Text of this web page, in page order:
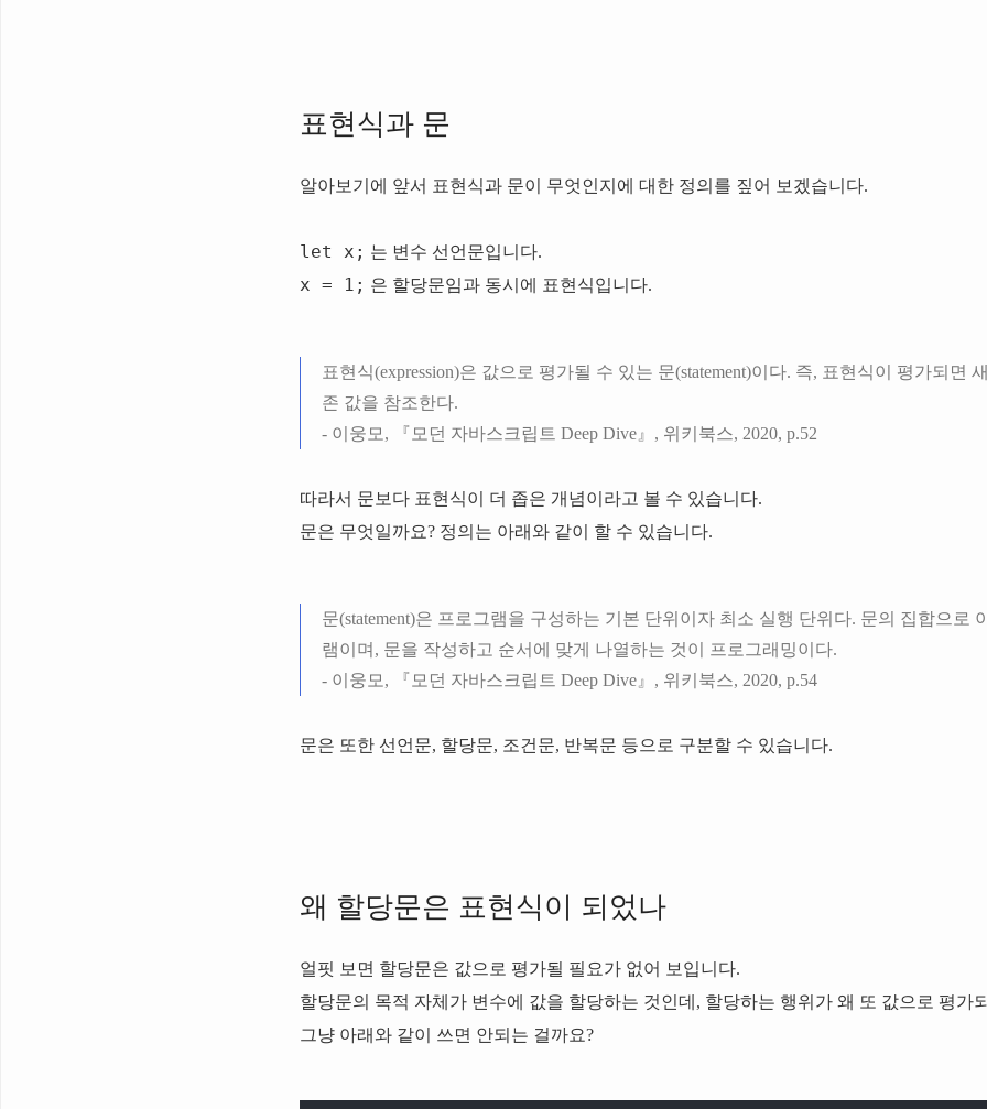
표현식과 문
알아보기에 앞서 표현식과 문이 무엇인지에 대한 정의를 짚어 보겠습니다.
let x; 는 변수 선언문입니다.
x = 1; 은 할당문임과 동시에 표현식입니다.
표현식(expression)은 값으로 평가될 수 있는 문(statement)이다. 즉, 표현식이 평가되면
존 값을 참조한다.
- 이웅모, 『모던 자바스크립트 Deep Dive』, 위키북스, 2020, p.52
따라서 문보다 표현식이 더 좁은 개념이라고 볼 수 있습니다.
문은 무엇일까요? 정의는 아래와 같이 할 수 있습니다.
문(statement)은 프로그램을 구성하는 기본 단위이자 최소 실행 단위다. 문의 집합으로
램이며, 문을 작성하고 순서에 맞게 나열하는 것이 프로그래밍이다.
- 이웅모, 『모던 자바스크립트 Deep Dive』, 위키북스, 2020, p.54
문은 또한 선언문, 할당문, 조건문, 반복문 등으로 구분할 수 있습니다.
왜 할당문은 표현식이 되었나
얼핏 보면 할당문은 값으로 평가될 필요가 없어 보입니다.
할당문의 목적 자체가 변수에 값을 할당하는 것인데, 할당하는 행위가 왜 또 값으로 평가
그냥 아래와 같이 쓰면 안되는 걸까요?